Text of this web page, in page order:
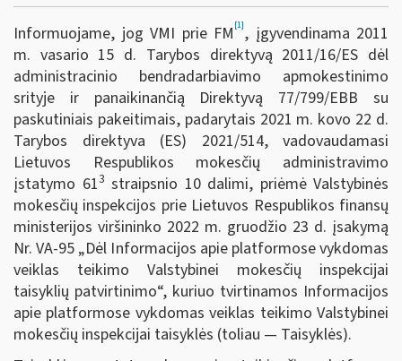
Informuojame, jog VMI prie FM [1], įgyvendinama 2011
m. vasario 15 d. Tarybos direktyvą 2011/16/ES dėl
administracinio bendradarbiavimo apmokestinimo
srityje ir panaikinančią Direktyvą 77/799/EBB su
paskutiniais pakeitimais, padarytais 2021 m. kovo 22 d.
Tarybos direktyva (ES) 2021/514, vadovaudamasi
Lietuvos Respublikos mokesčių administravimo
įstatymo 613 straipsnio 10 dalimi, priėmė Valstybinės
mokesčių inspekcijos prie Lietuvos Respublikos finansų
ministerijos viršininko 2022 m. gruodžio 23 d. įsakymą
Nr. VA-95 „Dėl Informacijos apie platformose vykdomas
veiklas teikimo Valstybinei mokesčių inspekcijai
taisyklių patvirtinimo“, kuriuo tvirtinamos Informacijos
apie platformose vykdomas veiklas teikimo Valstybinei
mokesčių inspekcijai taisyklės (toliau — Taisyklės).